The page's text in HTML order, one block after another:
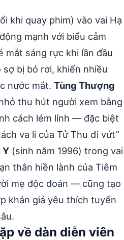
khi quay phim) vào vai Hạ
mạnh với biểu cảm
mắt sáng rực khi lần đầu
sợ bị bỏ rơi, khiến nhiều
nước mắt. Tùng Thượng
thu hút người xem bằng
cách lém lỉnh — đặc biệt
va li của Tử Thu đi vứt”
Y (sinh năm 1996) trong vai
thân hiền lành của Tiêm
mẹ độc đoán — cũng tạo
khán giả yêu thích tuyến
về dàn diễn viên